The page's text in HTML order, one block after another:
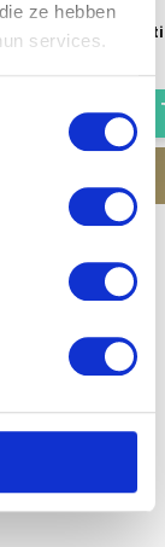
ze hebben
services.
Invlecht Wax